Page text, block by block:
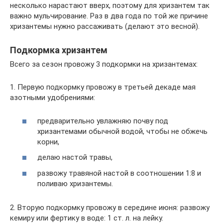
несколько нарастают вверх, поэтому для хризантем так
важно мульчирование. Раз в два года по той же причине
хризантемы нужно рассаживать (делают это весной).
Подкормка хризантем
Всего за сезон провожу 3 подкормки на хризантемах:
1. Первую подкормку провожу в третьей декаде мая
азотными удобрениями:
предварительно увлажняю почву под
хризантемами обычной водой, чтобы не обжечь
корни,
делаю настой травы,
развожу травяной настой в соотношении 1:8 и
поливаю хризантемы.
2. Вторую подкормку провожу в середине июня: развожу
кемиру или фертику в воде: 1 ст. л. на лейку.